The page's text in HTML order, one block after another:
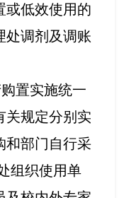
或低效使用的
处调剂及调账
置实施统一
关规定分别实
和部门自行采
组织使用单